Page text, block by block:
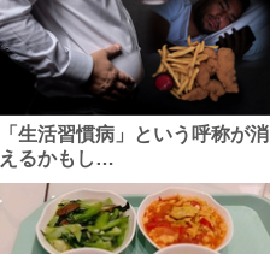
「生活習慣病」という呼称が消
えるかもし…